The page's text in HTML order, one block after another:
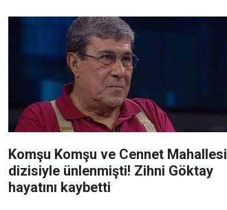
Komşu Komşu ve Cennet Mahallesi
dizisiyle ünlenmişti! Zihni Göktay
hayatını kaybetti